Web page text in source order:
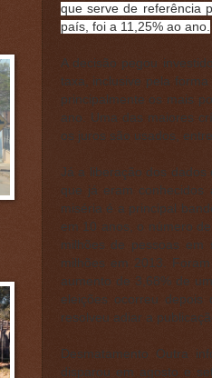
que serve de referência
país, foi a 11,25% ao ano.
A decisão pegou
taxa, inclusive pela
principalmente os mais
ano. Uma das maiores
os juros são usados,
Já a liberação dos
que já eram conhecidos
miséria é a principal
em 10 anos, o número
milhões de pessoas em
milhões em 2013.
aumento de 3,68% de
eleições ocorreu
resolveu adiar a
Desmatamento Outra
disparou em agosto e